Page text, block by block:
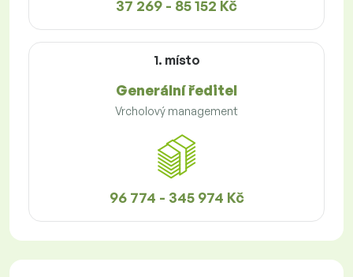
37 269 - 85 152 Kč
1. místo
Generální ředitel
Vrcholový management
96 774 - 345 974 Kč